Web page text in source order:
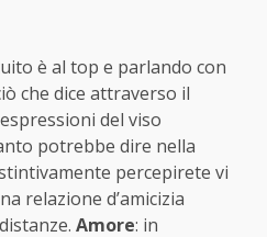
è al top e parlando con
che dice attraverso il
del viso
potrebbe dire nella
percepirete vi
relazione d’amicizia
Amore: in